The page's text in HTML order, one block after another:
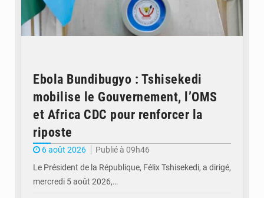
Ebola Bundibugyo : Tshisekedi
mobilise le Gouvernement, l’OMS
et Africa CDC pour renforcer la
riposte
6 août 2026
Publié à 09h46
Le Président de la République, Félix Tshisekedi, a dirigé,
mercredi 5 août 2026,…